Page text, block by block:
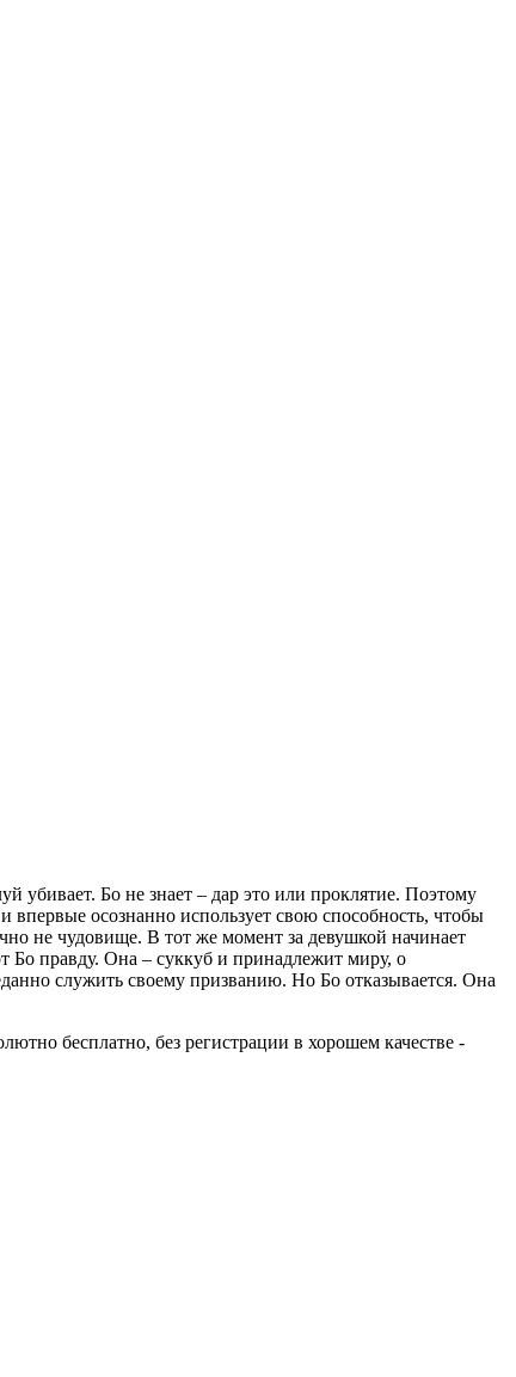
убивает. Бо не знает – дар это или проклятие. Поэтому
впервые осознанно использует свою способность, чтобы
не чудовище. В тот же момент за девушкой начинает
Бо правду. Она – суккуб и принадлежит миру, о
служить своему призванию. Но Бо отказывается. Она
бесплатно, без регистрации в хорошем качестве -